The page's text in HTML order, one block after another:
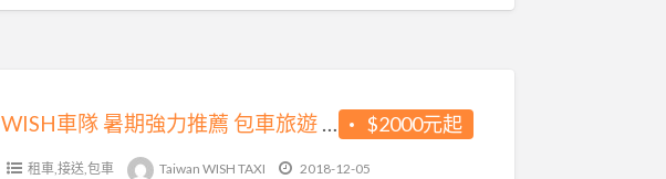
$2000元起
WISH車隊 暑期強力推薦 包車旅遊 機場接送
租車,接送,包車 Taiwan WISH TAXI 2018-12-05